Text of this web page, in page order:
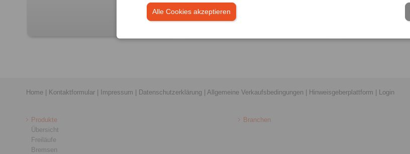
Alle Cookies akzeptieren
Home Kontaktformular Impressum Datenschutzerklärung Allgemeine Verkaufsbedingungen Hinweisgeberplattform Login
Produkte
Übersicht
Freiläufe
Bremsen
Branchen